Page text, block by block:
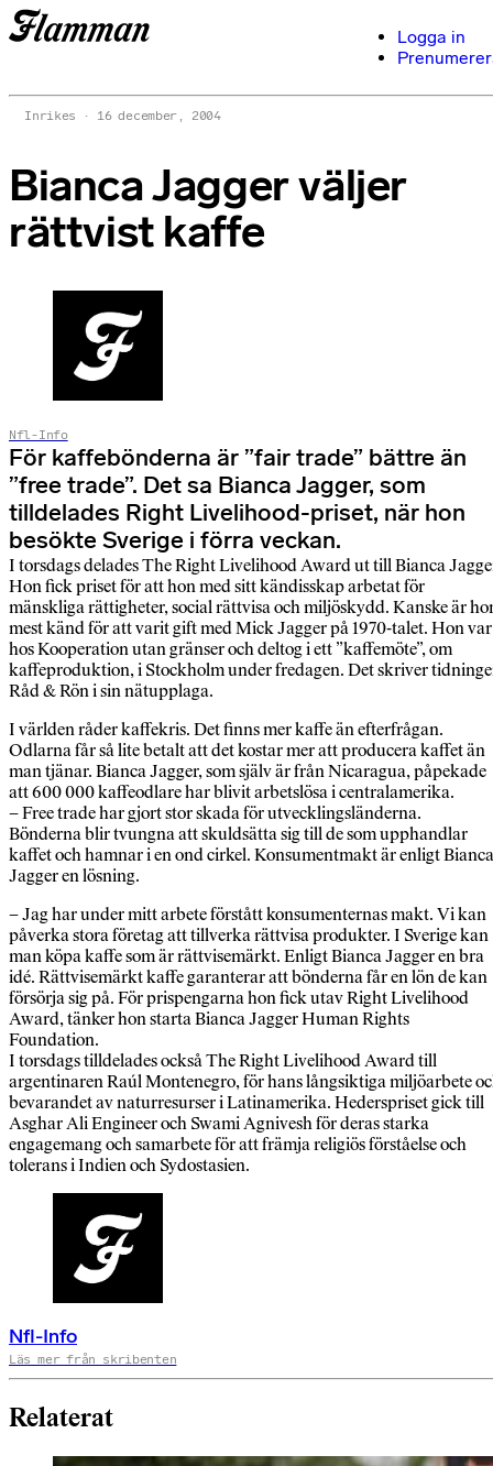
Logga in
Inrikes 16 december, 2004
Bianca Jagger väljer
rättvist kaffe
Nfl-Info
För kaffebönderna är ”fair trade” bättre än
”free trade”. Det sa Bianca Jagger, som
tilldelades Right Livelihood-priset, när hon
besökte Sverige i förra veckan.
I torsdags delades The Right Livelihood Award ut till Bianca
Hon fick priset för att hon med sitt kändisskap arbetat för
mänskliga rättigheter, social rättvisa och miljöskydd. Kanske är
mest känd för att varit gift med Mick Jagger på 1970-talet. Hon var
hos Kooperation utan gränser och deltog i ett ”kaffemöte”, om
kaffeproduktion, i Stockholm under fredagen. Det skriver
Råd & Rön i sin nätupplaga.
I världen råder kaffekris. Det finns mer kaffe än efterfrågan.
Odlarna får så lite betalt att det kostar mer att producera kaffet än
man tjänar. Bianca Jagger, som själv är från Nicaragua, påpekade
att 600 000 kaffeodlare har blivit arbetslösa i centralamerika.
– Free trade har gjort stor skada för utvecklingsländerna.
Bönderna blir tvungna att skuldsätta sig till de som upphandlar
kaffet och hamnar i en ond cirkel. Konsumentmakt är enligt Bianca
Jagger en lösning.
– Jag har under mitt arbete förstått konsumenternas makt. Vi kan
påverka stora företag att tillverka rättvisa produkter. I Sverige kan
man köpa kaffe som är rättvisemärkt. Enligt Bianca Jagger en bra
idé. Rättvisemärkt kaffe garanterar att bönderna får en lön de kan
försörja sig på. För prispengarna hon fick utav Right Livelihood
Award, tänker hon starta Bianca Jagger Human Rights
Foundation.
I torsdags tilldelades också The Right Livelihood Award till
argentinaren Raúl Montenegro, för hans långsiktiga miljöarbete
bevarandet av naturresurser i Latinamerika. Hederspriset gick till
Asghar Ali Engineer och Swami Agnivesh för deras starka
engagemang och samarbete för att främja religiös förståelse och
tolerans i Indien och Sydostasien.
Nfl-Info
Läs mer från skribenten
Relaterat